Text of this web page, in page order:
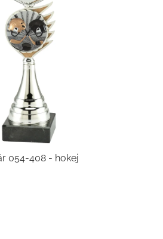
054-408 - hokej